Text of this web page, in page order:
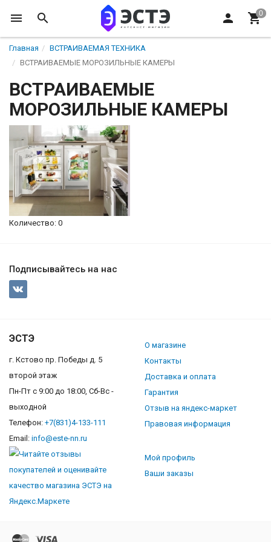
Главная
ВСТРАИВАЕМАЯ ТЕХНИКА
ВСТРАИВАЕМЫЕ МОРОЗИЛЬНЫЕ КАМЕРЫ
ВСТРАИВАЕМЫЕ
МОРОЗИЛЬНЫЕ КАМЕРЫ
Количество: 0
Подписывайтесь на нас
ЭСТЭ
г. Кстово пр. Победы д. 5
второй этаж
Пн-Пт с 9:00 до 18:00, Сб-Вс -
выходной
Телефон: +7(831)4-133-111
Email: info@este-nn.ru
О магазине
Контакты
Доставка и оплата
Гарантия
Отзыв на яндекс-маркет
Правовая информация
Мой профиль
Ваши заказы